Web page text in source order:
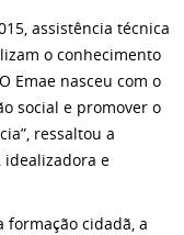
assistência técnica
o conhecimento
Emae nasceu com o
social e promover o
ressaltou a
idealizadora e
cidadã, a